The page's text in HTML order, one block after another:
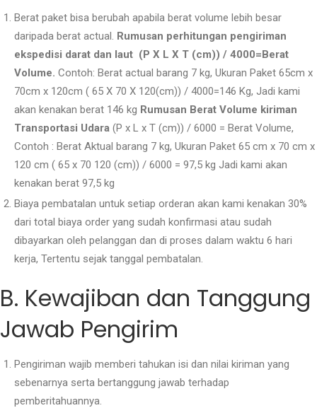
Berat paket bisa berubah apabila berat volume lebih besar
daripada berat actual. Rumusan perhitungan pengiriman
ekspedisi darat dan laut (P X L X T (cm)) / 4000=Berat
Volume. Contoh: Berat actual barang 7 kg, Ukuran Paket 65cm x
70cm x 120cm ( 65 X 70 X 120(cm)) / 4000=146 Kg, Jadi kami
akan kenakan berat 146 kg Rumusan Berat Volume kiriman
Transportasi Udara (P x L x T (cm)) / 6000 = Berat Volume,
Contoh : Berat Aktual barang 7 kg, Ukuran Paket 65 cm x 70 cm x
120 cm ( 65 x 70 120 (cm)) / 6000 = 97,5 kg Jadi kami akan
kenakan berat 97,5 kg
Biaya pembatalan untuk setiap orderan akan kami kenakan 30%
dari total biaya order yang sudah konfirmasi atau sudah
dibayarkan oleh pelanggan dan di proses dalam waktu 6 hari
kerja, Tertentu sejak tanggal pembatalan.
B. Kewajiban dan Tanggung
Jawab Pengirim
Pengiriman wajib memberi tahukan isi dan nilai kiriman yang
sebenarnya serta bertanggung jawab terhadap
pemberitahuannya.